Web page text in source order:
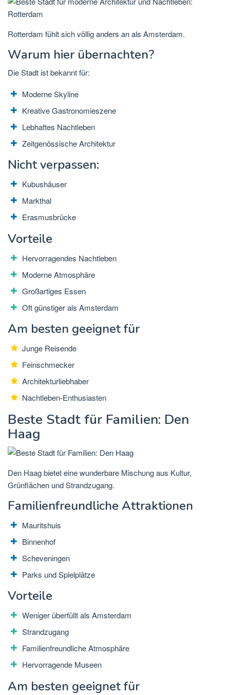
Rotterdam fühlt sich völlig anders an als Amsterdam.
Warum hier übernachten?
Die Stadt ist bekannt für:
Moderne Skyline
Kreative Gastronomieszene
Lebhaftes Nachtleben
Zeitgenössische Architektur
Nicht verpassen:
Kubushäuser
Markthal
Erasmusbrücke
Vorteile
Hervorragendes Nachtleben
Moderne Atmosphäre
Großartiges Essen
Oft günstiger als Amsterdam
Am besten geeignet für
Junge Reisende
Feinschmecker
Architekturliebhaber
Nachtleben-Enthusiasten
Beste Stadt für Familien: Den
Haag
Den Haag bietet eine wunderbare Mischung aus Kultur,
Grünflächen und Strandzugang.
Familienfreundliche Attraktionen
Mauritshuis
Binnenhof
Scheveningen
Parks und Spielplätze
Vorteile
Weniger überfüllt als Amsterdam
Strandzugang
Familienfreundliche Atmosphäre
Hervorragende Museen
Am besten geeignet für